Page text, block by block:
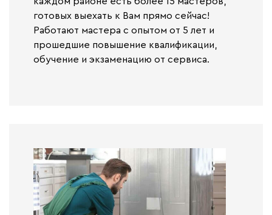
готовых выехать к Вам прямо сейчас!
Работают мастера с опытом от 5 лет и
прошедшие повышение квалификации,
обучение и экзаменацию от сервиса.